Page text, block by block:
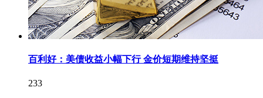
百利好：美债收益小幅下行 金价短期维持坚挺
233